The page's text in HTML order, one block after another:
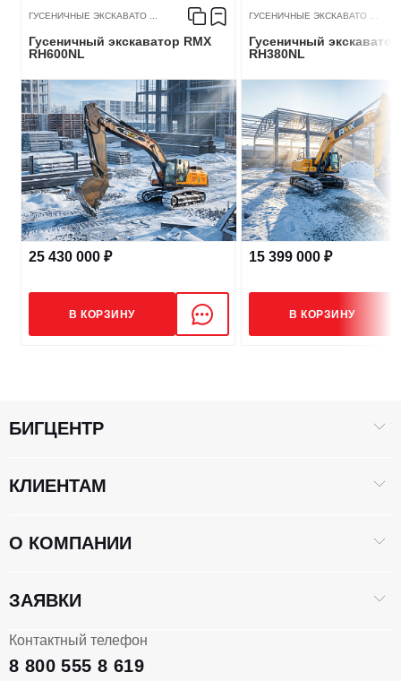
Рабочий объем, сМ
Мощность, kW 112
Экологический класс Евро-2
ХОДОВАЯ ЧАСТЬ
Передаточное число левого редуктора 48
Передаточное число правого редуктора 48
ГИДРАВЛИКА
ГУСЕНИЧНЫЕ ЭКСКАВАТО ...
Гусеничный экскаватор RMX
RH600NL
25 430 000 ₽
В КОРЗИНУ
ГУСЕНИЧНЫЕ ЭКСКАВАТО ...
Гусеничный
RH380NL
15 399 000 ₽
В КОРЗИНУ
Контактный телефон
8 800 555 8 619
БИГЦЕНТР
КЛИЕНТАМ
О КОМПАНИИ
ЗАЯВКИ